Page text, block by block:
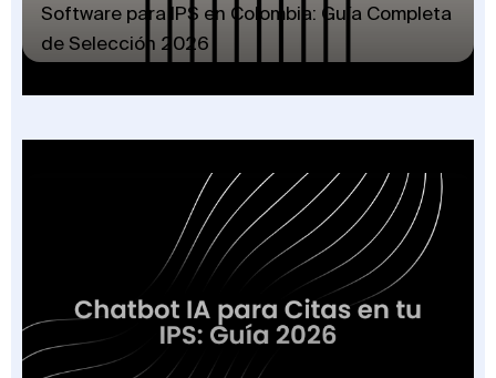
Software para IPS en Colombia: Guía Completa
de Selección 2026